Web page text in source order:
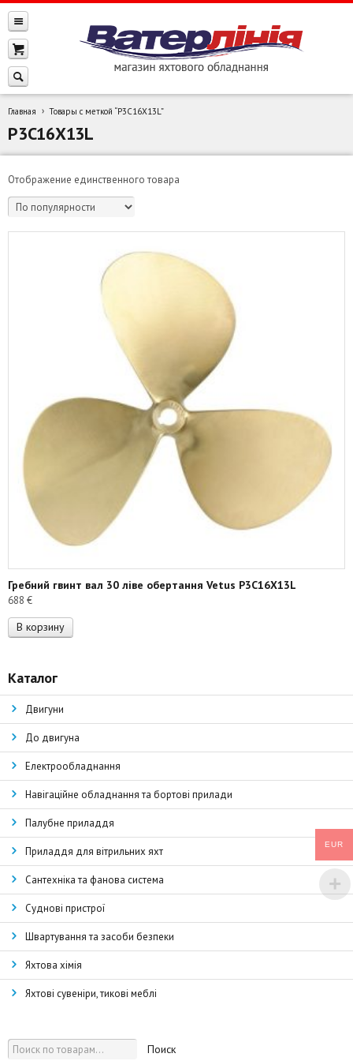
Главная Товары с меткой “P3C16X13L”
P3C16X13L
Отображение единственного товара
Гребний гвинт вал 30 ліве обертання Vetus P3C16X13L
688 €
В корзину
Каталог
Двигуни
До двигуна
Електрообладнання
Навігаційне обладнання та бортові прилади
Палубне приладдя
Приладдя для вітрильних яхт
Сантехніка та фанова система
Суднові пристрої
Швартування та засоби безпеки
Яхтова хімія
Яхтові сувеніри, тикові меблі
Поиск
EUR